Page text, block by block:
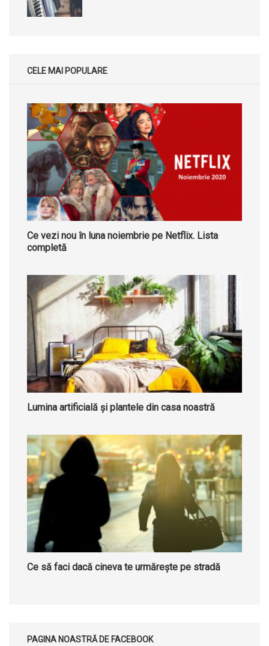
CELE MAI POPULARE
Ce vezi nou în luna noiembrie pe Netflix. Lista
completă
Lumina artificială și plantele din casa noastră
Ce să faci dacă cineva te urmărește pe stradă
PAGINA NOASTRĂ DE FACEBOOK